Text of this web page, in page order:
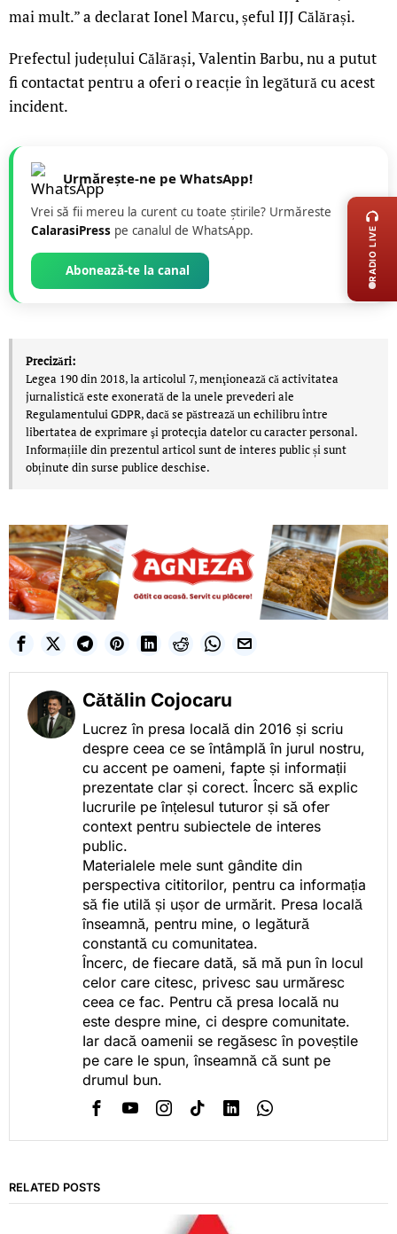
mai mult.” a declarat Ionel Marcu, șeful IJJ Călărași.
Prefectul județului Călărași, Valentin Barbu, nu a putut
fi contactat pentru a oferi o reacție în legătură cu acest
incident.
Urmărește-ne pe WhatsApp!
Vrei să fii mereu la curent cu toate știrile? Urmăreste
CalarasiPress pe canalul de WhatsApp.
Abonează-te la canal
Precizări:
Legea 190 din 2018, la articolul 7, menţionează că activitatea
jurnalistică este exonerată de la unele prevederi ale
Regulamentului GDPR, dacă se păstrează un echilibru între
libertatea de exprimare şi protecţia datelor cu caracter personal.
Informațiile din prezentul articol sunt de interes public și sunt
obținute din surse publice deschise.
Cătălin Cojocaru
Lucrez în presa locală din 2016 și scriu
despre ceea ce se întâmplă în jurul nostru,
cu accent pe oameni, fapte și informații
prezentate clar și corect. Încerc să explic
lucrurile pe înțelesul tuturor și să ofer
context pentru subiectele de interes
public.
Materialele mele sunt gândite din
perspectiva cititorilor, pentru ca informația
să fie utilă și ușor de urmărit. Presa locală
înseamnă, pentru mine, o legătură
constantă cu comunitatea.
Încerc, de fiecare dată, să mă pun în locul
celor care citesc, privesc sau urmăresc
ceea ce fac. Pentru că presa locală nu
este despre mine, ci despre comunitate.
Iar dacă oamenii se regăsesc în poveștile
pe care le spun, înseamnă că sunt pe
drumul bun.
RELATED POSTS
RADIO LIVE